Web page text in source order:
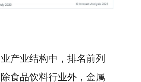
产业结构中，排名前列
食品饮料行业外，金属